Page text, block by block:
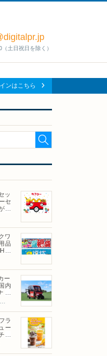
土日祝日を除く）
ンはこちら
ッ
セ
期
ワ
品
グ
日
ー
内
ラ
ー
ョ
ジ